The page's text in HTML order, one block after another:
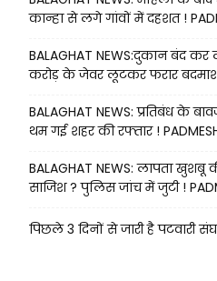
कान्हा से लगे गांवों में दहशत !
BALAGHAT NEWS:दुकान बंद कर
करोड़ के जेवर लूटकर फरार बदमाश !
BALAGHAT NEWS: प्रतिबंध के
थम गई शहर की रफ्तार !
BALAGHAT NEWS: लापता खुशबू
साजिश ? पुलिस जांच में जुटी !
पिछले 3 दिनों से जारी है पटवारी